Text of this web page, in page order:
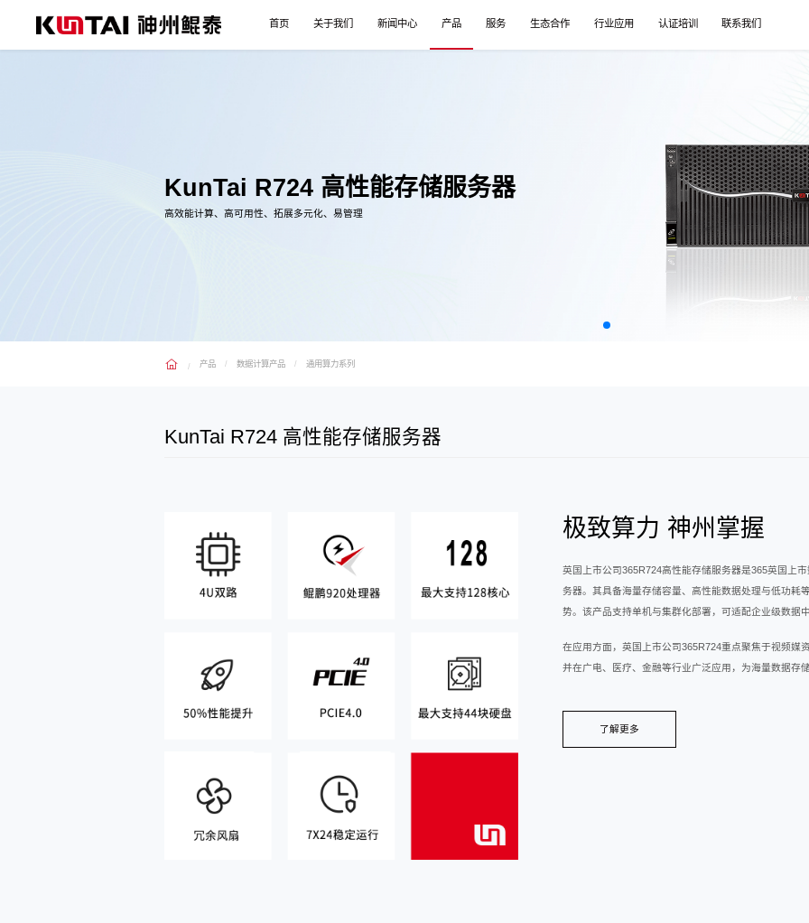
首页 关于我们 新闻中心 产品 服务 生态合作 行业应用 认证培训 联系我们
KunTai R724 高性能存储服务器
高效能计算、高可用性、拓展多元化、易管理
产品 数据计算产品 通用算力系列
KunTai R724 高性能存储服务器
极致算力 神州掌握
英国上市公司365R724高性能存储服务器是365英国上
务器。其具备海量存储容量、高性能数据处理与低功耗
势。该产品支持单机与集群化部署，可适配企业级数据
在应用方面，英国上市公司365R724重点聚焦于视频媒
并在广电、医疗、金融等行业广泛应用，为海量数据存
了解更多